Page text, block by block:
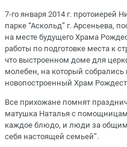
7-го января 2014 г. протоиерей
парке “Аскольд” г. Арсеньева,
на месте будущего Храма
работы по подготовке места к
что выстроенном доме для
молебен, на который
новопостроенный Храм
Все прихожане помнят
матушка Наталья с
каждое блюдо, и люди за
себя настоящей семьей”.